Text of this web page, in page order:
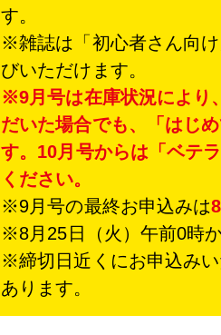
す。
※雑誌は「初心者さん向
びいただけます。
※9月号は在庫状況により
だいた場合でも、「はじ
す。10月号からは「ベテ
ください。
※9月号の最終お申込みは
※8月25日（火）午前0時
※締切日近くにお申込み
あります。